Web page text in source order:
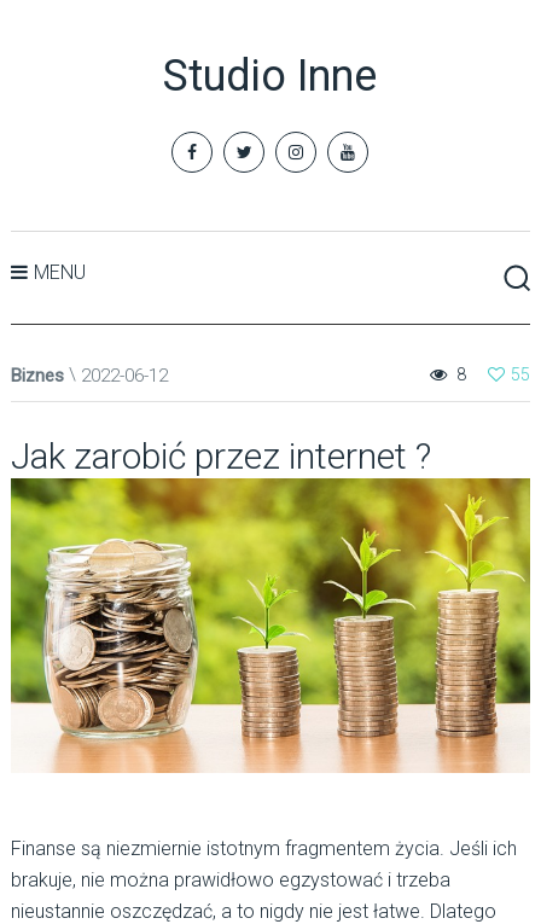
Studio Inne
MENU
Biznes 2022-06-12 55
8
Jak zarobić przez internet ?
Finanse są niezmiernie istotnym fragmentem życia. Jeśli ich
brakuje, nie można prawidłowo egzystować i trzeba
nieustannie oszczędzać, a to nigdy nie jest łatwe. Dlatego